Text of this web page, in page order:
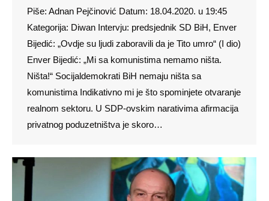
Piše: Adnan Pejčinović Datum: 18.04.2020. u 19:45
Kategorija: Diwan Intervju: predsjednik SD BiH, Enver
Bijedić: „Ovdje su ljudi zaboravili da je Tito umro“ (I dio)
Enver Bijedić: „Mi sa komunistima nemamo ništa.
Ništa!“ Socijaldemokrati BiH nemaju ništa sa
komunistima Indikativno mi je što spominjete otvaranje
realnom sektoru. U SDP-ovskim narativima afirmacija
privatnog poduzetništva je skoro…